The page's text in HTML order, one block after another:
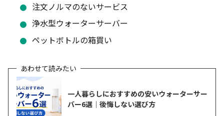
注文ノルマのないサービス
浄水型ウォーターサーバー
ペットボトルの箱買い
一人暮らしにおすすめの安いウォーターサー
バー6選｜後悔しない選び方